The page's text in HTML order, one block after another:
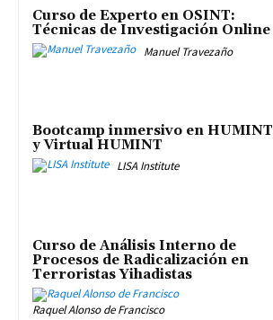
Curso de Experto en OSINT:
Técnicas de Investigación Online
Manuel Travezaño
Bootcamp inmersivo en HUMINT
y Virtual HUMINT
LISA Institute
Curso de Análisis Interno de
Procesos de Radicalización en
Terroristas Yihadistas
Raquel Alonso de Francisco